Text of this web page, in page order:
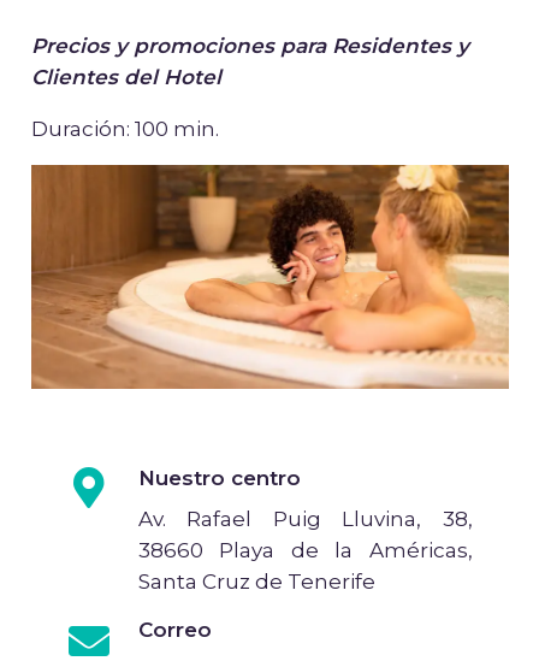
Precios y promociones para Residentes y
Clientes del Hotel
Duración: 100 min.
Nuestro centro
Av. Rafael Puig Lluvina, 38,
38660 Playa de la Américas,
Santa Cruz de Tenerife
Correo